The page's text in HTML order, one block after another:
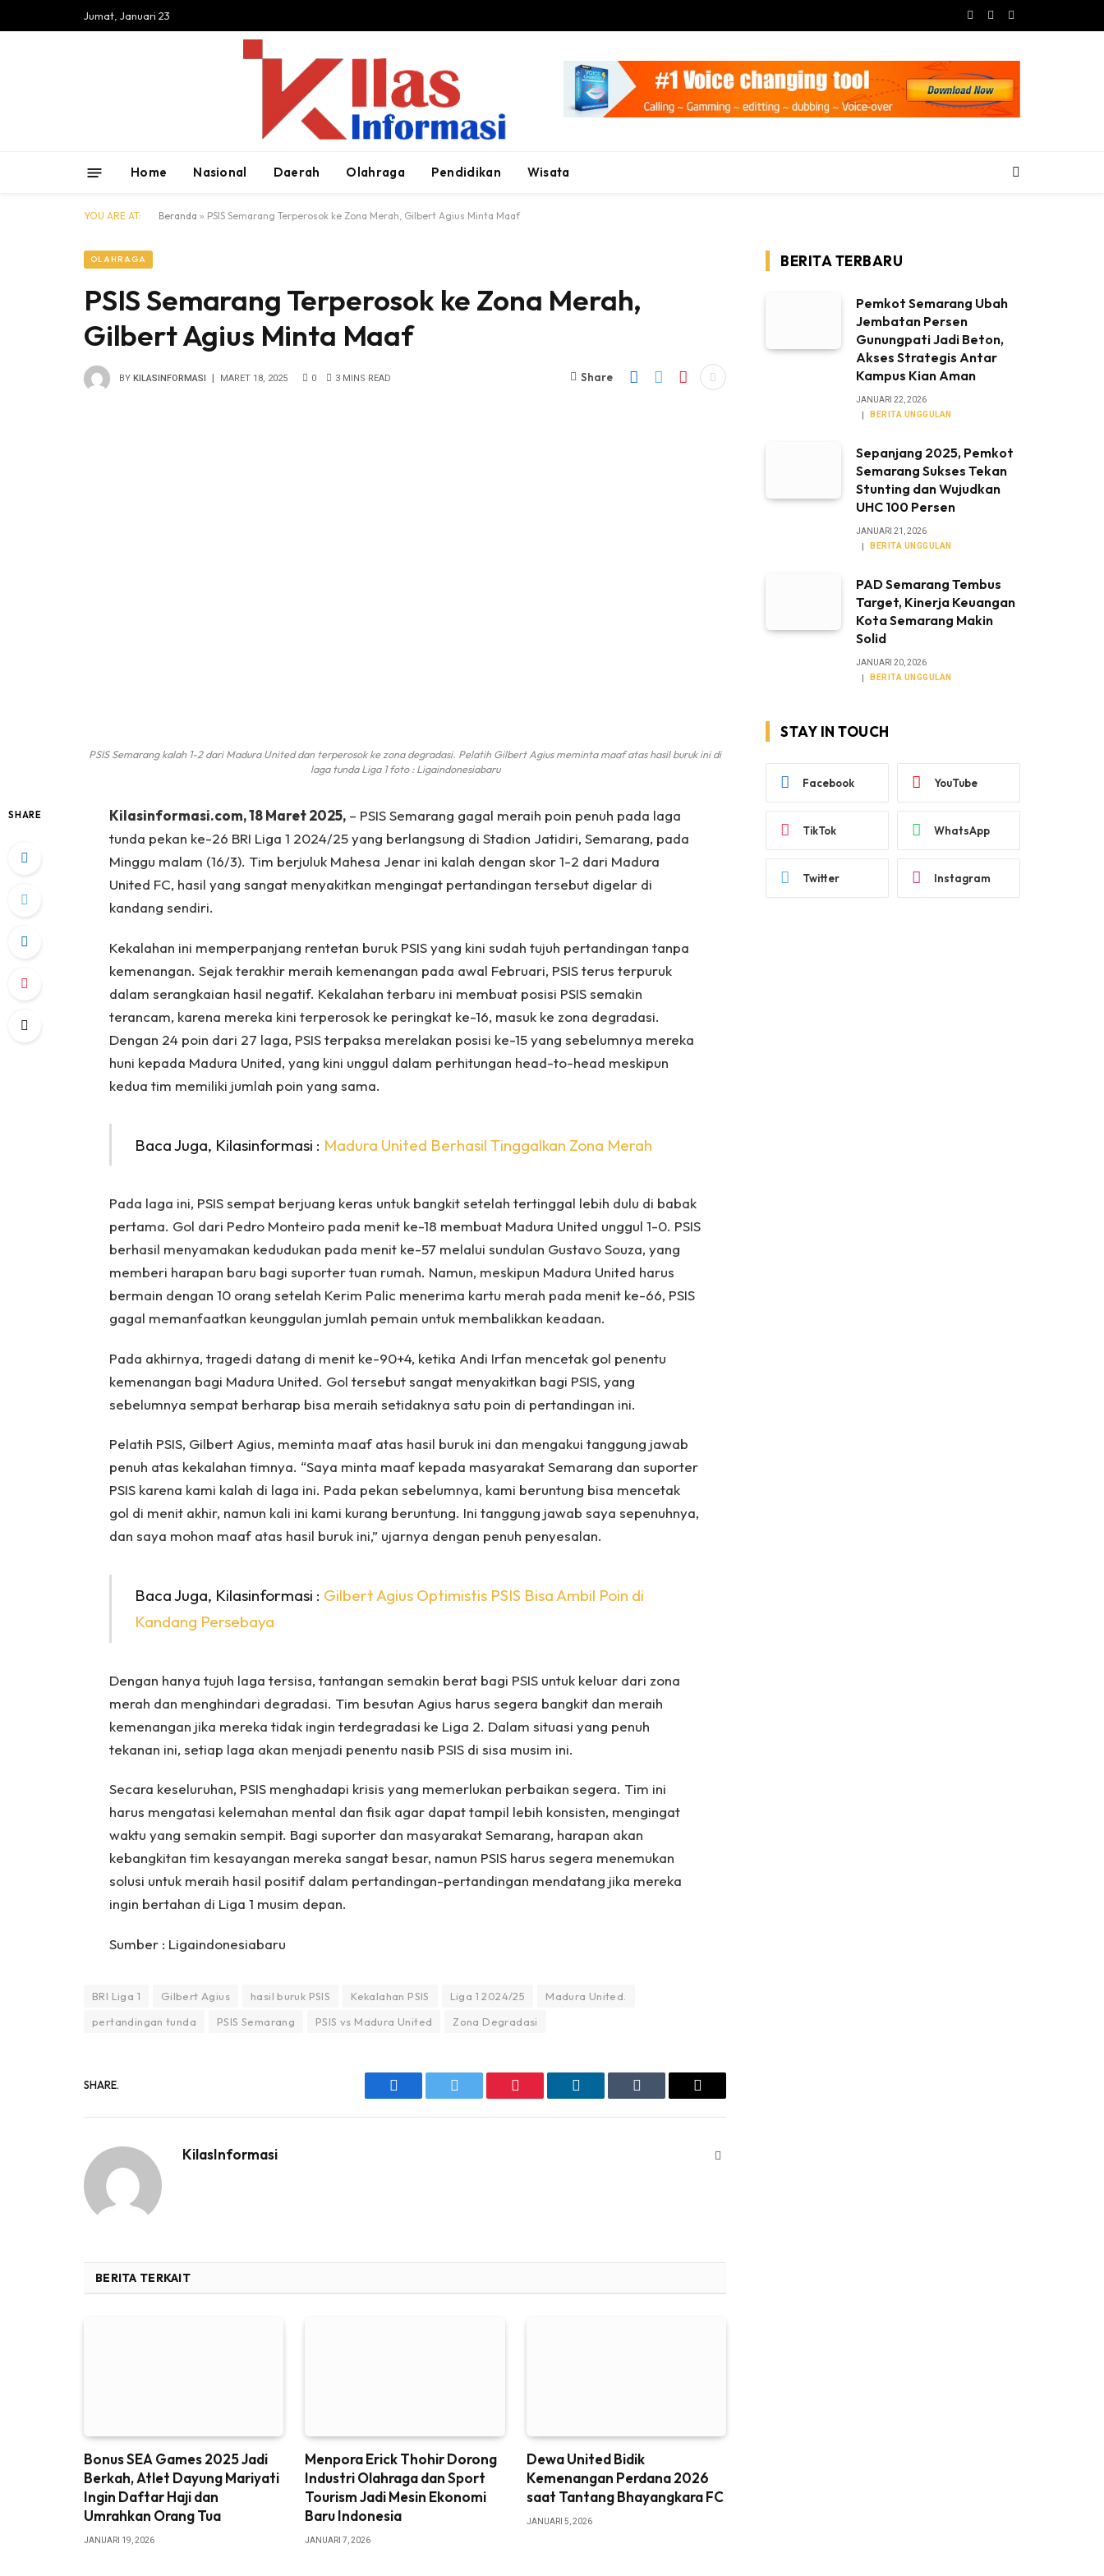
Jumat, Januari 23 Facebook
X
Instagram
Home Nasional Daerah Olahraga Pendidikan Wisata
YOU ARE AT: Beranda » PSIS Semarang Terperosok ke Zona Merah, Gilbert Agius Minta Maaf
OLAHRAGA
PSIS Semarang Terperosok ke Zona Merah,
Gilbert Agius Minta Maaf
BY KILASINFORMASI MARET 18, 2025 0 3 MINS READ Share
PSIS Semarang kalah 1-2 dari Madura United dan terperosok ke zona degradasi. Pelatih Gilbert Agius meminta maaf atas hasil buruk ini di
laga tunda Liga 1 foto : Ligaindonesiabaru
SHARE Kilasinformasi.com, 18 Maret 2025,– PSIS Semarang gagal meraih poin penuh pada laga
tunda pekan ke-26 BRI Liga 1 2024/25 yang berlangsung di Stadion Jatidiri, Semarang, pada
Minggu malam (16/3). Tim berjuluk Mahesa Jenar ini kalah dengan skor 1-2 dari Madura
United FC, hasil yang sangat menyakitkan mengingat pertandingan tersebut digelar di
kandang sendiri.
Kekalahan ini memperpanjang rentetan buruk PSIS yang kini sudah tujuh pertandingan tanpa
kemenangan. Sejak terakhir meraih kemenangan pada awal Februari, PSIS terus terpuruk
dalam serangkaian hasil negatif. Kekalahan terbaru ini membuat posisi PSIS semakin
terancam, karena mereka kini terperosok ke peringkat ke-16, masuk ke zona degradasi.
Dengan 24 poin dari 27 laga, PSIS terpaksa merelakan posisi ke-15 yang sebelumnya mereka
huni kepada Madura United, yang kini unggul dalam perhitungan head-to-head meskipun
kedua tim memiliki jumlah poin yang sama.
Baca Juga, Kilasinformasi : Madura United Berhasil Tinggalkan Zona Merah
Pada laga ini, PSIS sempat berjuang keras untuk bangkit setelah tertinggal lebih dulu di babak
pertama. Gol dari Pedro Monteiro pada menit ke-18 membuat Madura United unggul 1-0. PSIS
berhasil menyamakan kedudukan pada menit ke-57 melalui sundulan Gustavo Souza, yang
memberi harapan baru bagi suporter tuan rumah. Namun, meskipun Madura United harus
bermain dengan 10 orang setelah Kerim Palic menerima kartu merah pada menit ke-66, PSIS
gagal memanfaatkan keunggulan jumlah pemain untuk membalikkan keadaan.
Pada akhirnya, tragedi datang di menit ke-90+4, ketika Andi Irfan mencetak gol penentu
kemenangan bagi Madura United. Gol tersebut sangat menyakitkan bagi PSIS, yang
sebelumnya sempat berharap bisa meraih setidaknya satu poin di pertandingan ini.
Pelatih PSIS, Gilbert Agius, meminta maaf atas hasil buruk ini dan mengakui tanggung jawab
penuh atas kekalahan timnya. “Saya minta maaf kepada masyarakat Semarang dan suporter
PSIS karena kami kalah di laga ini. Pada pekan sebelumnya, kami beruntung bisa mencetak
gol di menit akhir, namun kali ini kami kurang beruntung. Ini tanggung jawab saya sepenuhnya,
dan saya mohon maaf atas hasil buruk ini,” ujarnya dengan penuh penyesalan.
Baca Juga, Kilasinformasi : Gilbert Agius Optimistis PSIS Bisa Ambil Poin di
Kandang Persebaya
Dengan hanya tujuh laga tersisa, tantangan semakin berat bagi PSIS untuk keluar dari zona
merah dan menghindari degradasi. Tim besutan Agius harus segera bangkit dan meraih
kemenangan jika mereka tidak ingin terdegradasi ke Liga 2. Dalam situasi yang penuh
tekanan ini, setiap laga akan menjadi penentu nasib PSIS di sisa musim ini.
Secara keseluruhan, PSIS menghadapi krisis yang memerlukan perbaikan segera. Tim ini
harus mengatasi kelemahan mental dan fisik agar dapat tampil lebih konsisten, mengingat
waktu yang semakin sempit. Bagi suporter dan masyarakat Semarang, harapan akan
kebangkitan tim kesayangan mereka sangat besar, namun PSIS harus segera menemukan
solusi untuk meraih hasil positif dalam pertandingan-pertandingan mendatang jika mereka
ingin bertahan di Liga 1 musim depan.
Sumber : Ligaindonesiabaru
BRI Liga 1 Gilbert Agius hasil buruk PSIS Kekalahan PSIS Liga 1 2024/25
Madura United.
pertandingan tunda
PSIS Semarang PSIS vs Madura United Zona Degradasi
SHARE.
Facebook Twitter Pinterest LinkedIn Tumblr Email
KilasInformasi
BERITA TERKAIT
Bonus SEA Games 2025 Jadi
Berkah, Atlet Dayung Mariyati
Ingin Daftar Haji dan
Umrahkan Orang Tua
JANUARI 19, 2026
Menpora Erick Thohir Dorong
Industri Olahraga dan Sport
Tourism Jadi Mesin Ekonomi
Baru Indonesia
JANUARI 7, 2026
Dewa United Bidik
Kemenangan Perdana 2026
saat Tantang Bhayangkara FC
JANUARI 5, 2026
BERITA TERBARU
Pemkot Semarang Ubah
Jembatan Persen
Gunungpati Jadi Beton,
Akses Strategis Antar
Kampus Kian Aman
JANUARI 22, 2026
BERITA UNGGULAN
Sepanjang 2025, Pemkot
Semarang Sukses Tekan
Stunting dan Wujudkan
UHC 100 Persen
JANUARI 21, 2026
BERITA UNGGULAN
PAD Semarang Tembus
Target, Kinerja Keuangan
Kota Semarang Makin
Solid
JANUARI 20, 2026
BERITA UNGGULAN
STAY IN TOUCH
Facebook YouTube
TikTok WhatsApp
Twitter Instagram